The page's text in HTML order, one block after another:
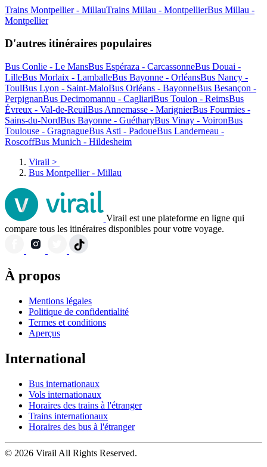
Trains Montpellier - MillauTrains Millau - MontpellierBus Millau -
Montpellier
D'autres itinéraires populaires
Bus Conlie - Le MansBus Espéraza - CarcassonneBus Douai -
LilleBus Morlaix - LamballeBus Bayonne - OrléansBus Nancy -
ToulBus Lyon - Saint-MaloBus Orléans - BayonneBus Besançon -
PerpignanBus Decimomannu - CagliariBus Toulon - ReimsBus
Évreux - Val-de-ReuilBus Annemasse - MarignierBus Fourmies -
Sains-du-NordBus Bayonne - GuétharyBus Vinay - VoironBus
Toulouse - GragnagueBus Asti - PadoueBus Landerneau -
RoscoffBus Munich - Hildesheim
Virail >
Bus Montpellier - Millau
Virail est une plateforme en ligne qui
compare tous les itinéraires disponibles pour votre voyage.
À propos
Mentions légales
Politique de confidentialité
Termes et conditions
Aperçus
International
Bus internationaux
Vols internationaux
Horaires des trains à l'étranger
Trains internationaux
Horaires des bus à l'étranger
© 2026 Virail All Rights Reserved.